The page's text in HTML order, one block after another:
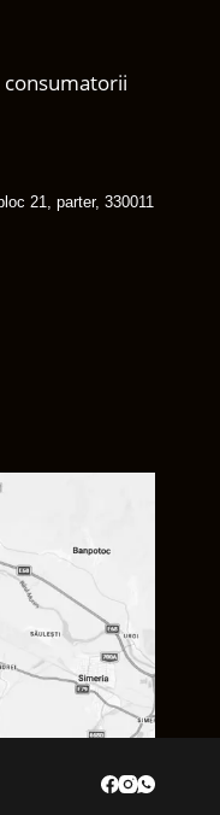
21, parter, 330011